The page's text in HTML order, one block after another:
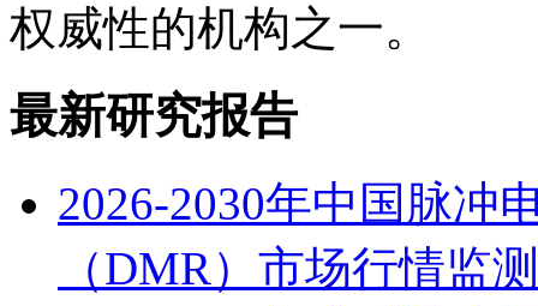
权威性的机构之一。
最新研究报告
2026-2030年中国脉冲
（DMR）市场行情监